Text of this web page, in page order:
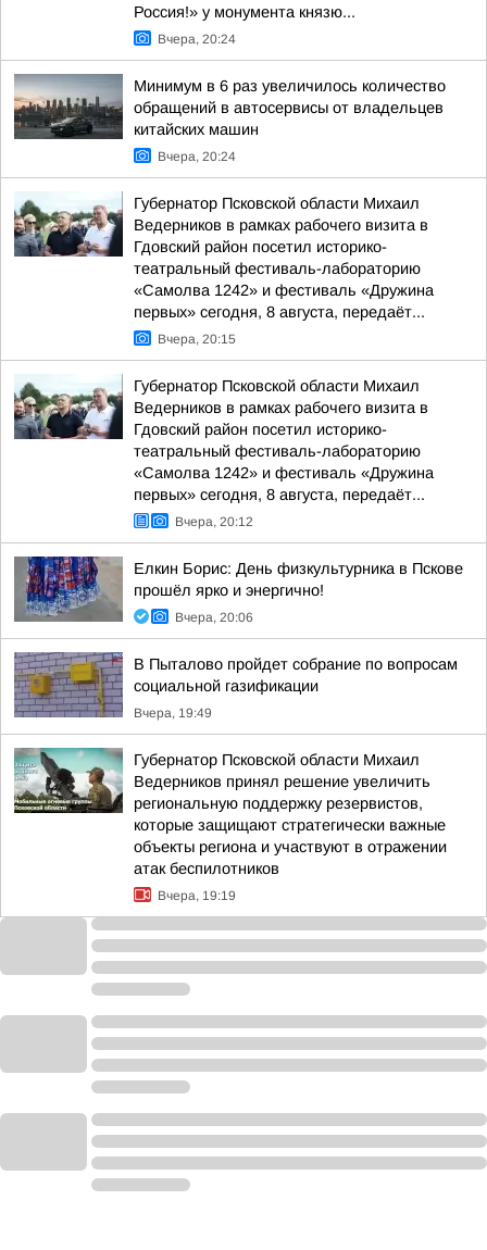
Россия!» у монумента князю...
Вчера, 20:24
Минимум в 6 раз увеличилось количество
обращений в автосервисы от владельцев
китайских машин
Вчера, 20:24
Губернатор Псковской области Михаил
Ведерников в рамках рабочего визита в
Гдовский район посетил историко-
театральный фестиваль-лабораторию
«Самолва 1242» и фестиваль «Дружина
первых» сегодня, 8 августа, передаёт...
Вчера, 20:15
Губернатор Псковской области Михаил
Ведерников в рамках рабочего визита в
Гдовский район посетил историко-
театральный фестиваль-лабораторию
«Самолва 1242» и фестиваль «Дружина
первых» сегодня, 8 августа, передаёт...
Вчера, 20:12
Елкин Борис: День физкультурника в Пскове
прошёл ярко и энергично!
Вчера, 20:06
В Пыталово пройдет собрание по вопросам
социальной газификации
Вчера, 19:49
Губернатор Псковской области Михаил
Ведерников принял решение увеличить
региональную поддержку резервистов,
которые защищают стратегически важные
объекты региона и участвуют в отражении
атак беспилотников
Вчера, 19:19